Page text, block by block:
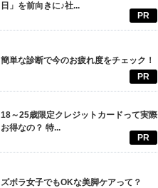
日」を前向きに♪社...
PR
簡単な診断で今のお疲れ度をチェック！
PR
18～25歳限定クレジットカードって実際
お得なの？ 特...
PR
ズボラ女子でもOKな美脚ケアって？